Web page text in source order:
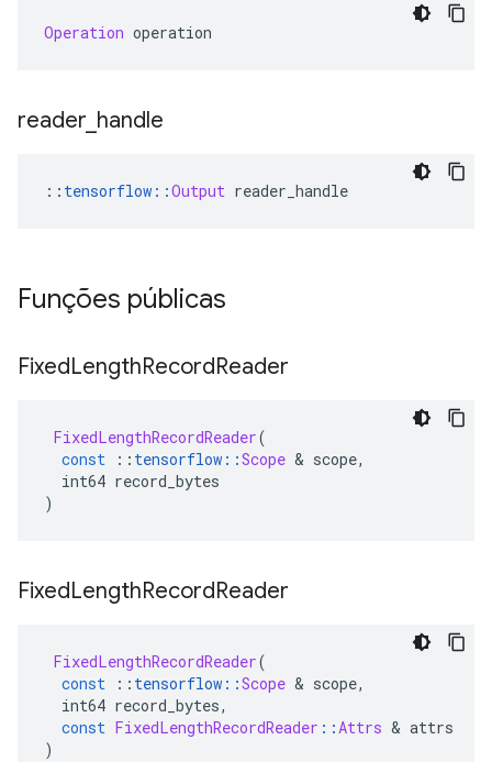
Operation operation
reader handle
:: tensorflow ::Output reader_handle
Funções públicas
FixedLengthRecordReader
FixedLengthRecordReader(
const
:: tensorflow ::Scope & scope,
int64 record_bytes
)
FixedLengthRecordReader
FixedLengthRecordReader(
const
:: tensorflow ::Scope & scope,
int64 record_bytes,
const FixedLengthRecordReader ::Attrs & attrs
)